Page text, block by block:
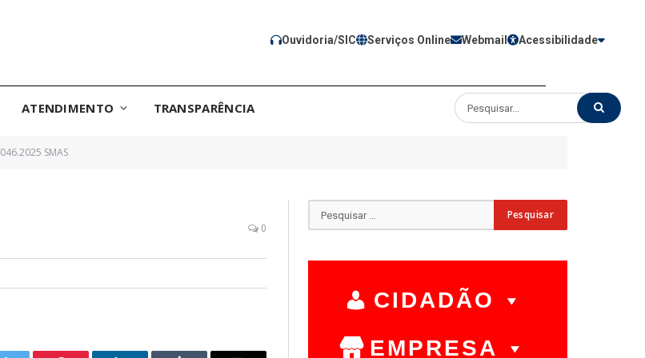
Ouvidoria/SIC Serviços Online Webmail Acessibilidade
ATENDIMENTO TRANSPARÊNCIA
046.2025 SMAS
0
CIDADÃO
EMPRESA